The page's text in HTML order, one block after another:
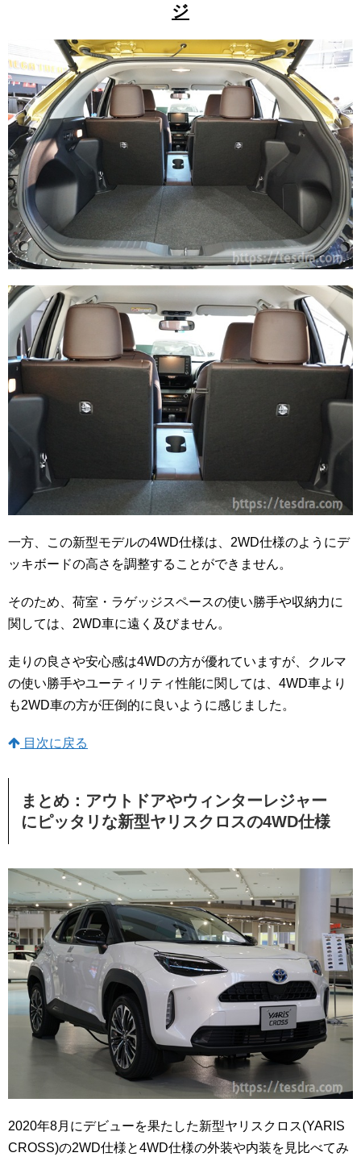
ジ
一方、この新型モデルの4WD仕様は、2WD仕様のようにデ
ッキボードの高さを調整することができません。
そのため、荷室・ラゲッジスペースの使い勝手や収納力に
関しては、2WD車に遠く及びません。
走りの良さや安心感は4WDの方が優れていますが、クルマ
の使い勝手やユーティリティ性能に関しては、4WD車より
も2WD車の方が圧倒的に良いように感じました。
目次に戻る
まとめ：アウトドアやウィンターレジャー
にピッタリな新型ヤリスクロスの4WD仕様
2020年8月にデビューを果たした新型ヤリスクロス(YARIS
CROSS)の2WD仕様と4WD仕様の外装や内装を見比べてみ